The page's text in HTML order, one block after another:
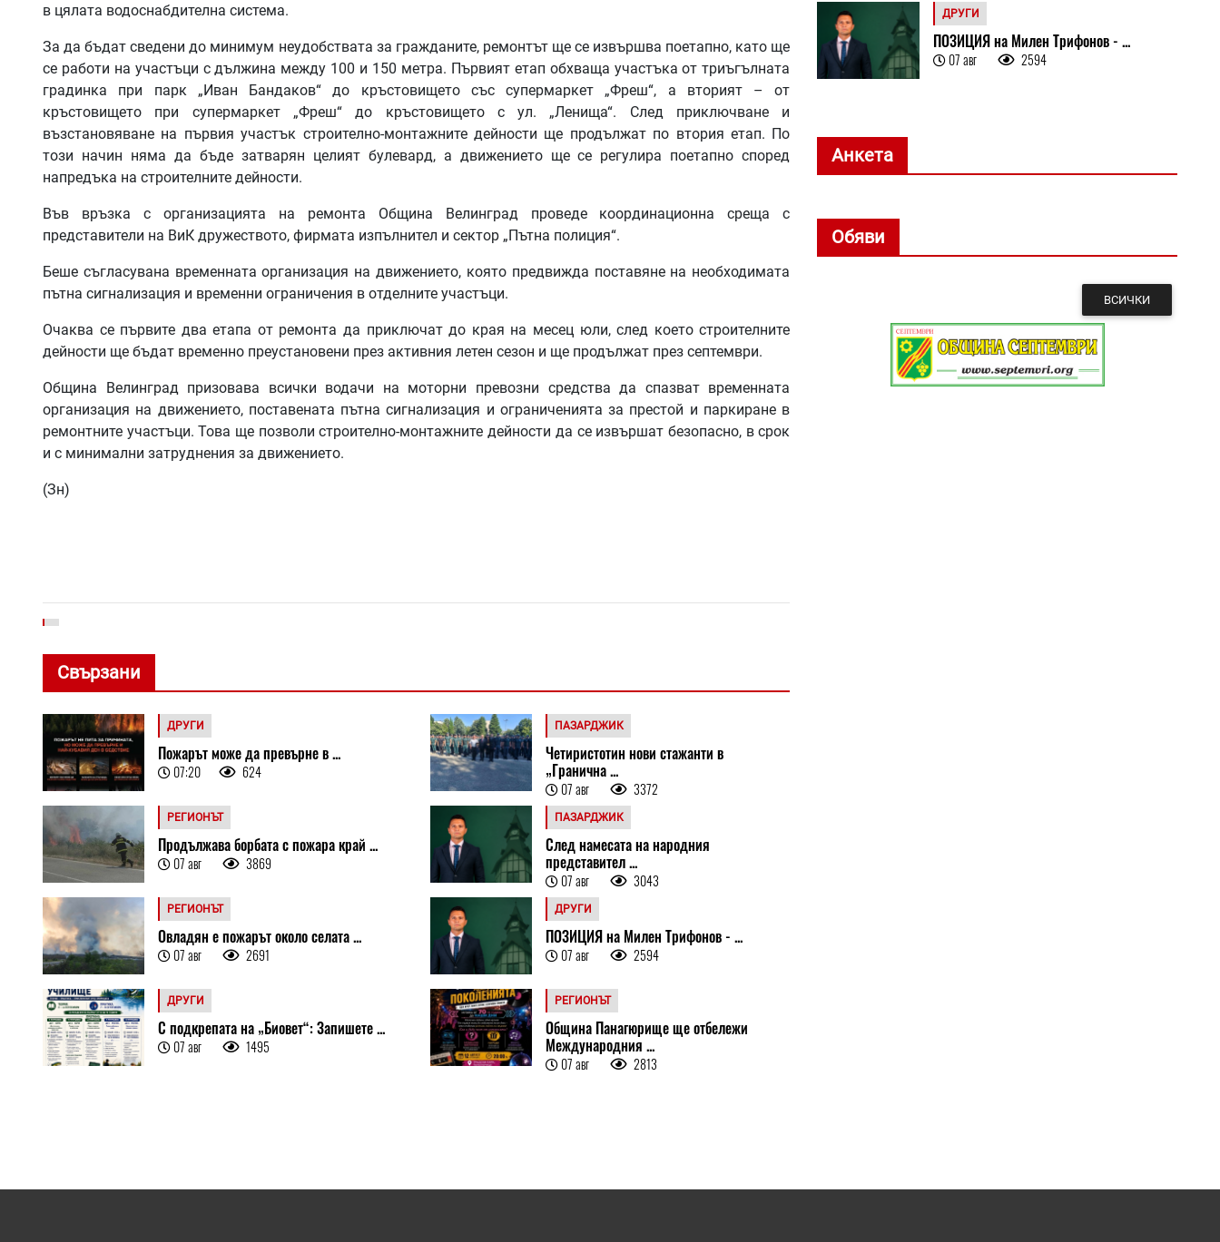
в цялата водоснабдителна система.
За да бъдат сведени до минимум неудобствата за гражданите, ремонтът ще се извършва поетапно, като ще
се работи на участъци с дължина между 100 и 150 метра. Първият етап обхваща участъка от триъгълната
градинка при парк „Иван Бандаков“ до кръстовището със супермаркет „Фреш“, а вторият – от
кръстовището при супермаркет „Фреш“ до кръстовището с ул. „Ленища“. След приключване и
възстановяване на първия участък строително-монтажните дейности ще продължат по втория етап. По
този начин няма да бъде затварян целият булевард, а движението ще се регулира поетапно според
напредъка на строителните дейности.
Във връзка с организацията на ремонта Община Велинград проведе координационна среща с
представители на ВиК дружеството, фирмата изпълнител и сектор „Пътна полиция“.
Беше съгласувана временната организация на движението, която предвижда поставяне на необходимата
пътна сигнализация и временни ограничения в отделните участъци.
Очаква се първите два етапа от ремонта да приключат до края на месец юли, след което строителните
дейности ще бъдат временно преустановени през активния летен сезон и ще продължат през септември.
Община Велинград призовава всички водачи на моторни превозни средства да спазват временната
организация на движението, поставената пътна сигнализация и ограниченията за престой и паркиране в
ремонтните участъци. Това ще позволи строително-монтажните дейности да се извършат безопасно, в срок
и с минимални затруднения за движението.
(Зн)
Свързани
ДРУГИ
Пожарът може да превърне в ...
07:20 624
ПАЗАРДЖИК
Четиристотин нови стажанти в
„Гранична ...
07 авг 3372
РЕГИОНЪТ
Продължава борбата с пожара край ...
07 авг 3869
ПАЗАРДЖИК
След намесата на народния
представител ...
07 авг 3043
РЕГИОНЪТ
Овладян е пожарът около селата ...
07 авг 2691
ДРУГИ
ПОЗИЦИЯ на Милен Трифонов - ...
07 авг 2594
ДРУГИ
С подкрепата на „Биовет“: Запишете ...
07 авг 1495
РЕГИОНЪТ
Община Панагюрище ще отбележи
Международния ...
07 авг 2813
ДРУГИ
ПОЗИЦИЯ на Милен Трифонов - ...
07 авг 2594
Анкета
Обяви
ВСИЧКИ